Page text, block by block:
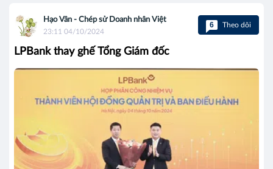
Hạo Vân - Chép sử Doanh nhân Việt
23:11 04/10/2024
6 Theo dõi
LPBank thay ghế Tổng Giám đốc